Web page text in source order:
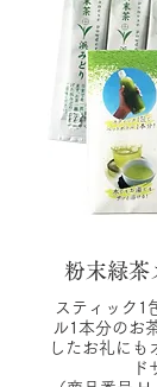
粉末緑茶
スティック1
ル1本分のお
したお礼にも
ド